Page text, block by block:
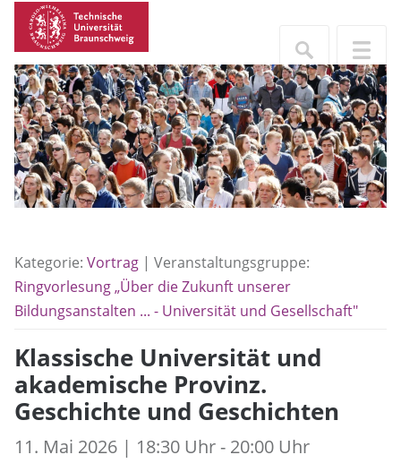
Kategorie: Vortrag | Veranstaltungsgruppe:
Ringvorlesung „Über die Zukunft unserer
Bildungsanstalten ... - Universität und Gesellschaft"
Klassische Universität und
akademische Provinz.
Geschichte und Geschichten
11. Mai 2026 | 18:30 Uhr - 20:00 Uhr